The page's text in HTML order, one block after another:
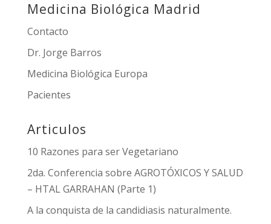
Medicina Biológica Madrid
Contacto
Dr. Jorge Barros
Medicina Biológica Europa
Pacientes
Articulos
10 Razones para ser Vegetariano
2da. Conferencia sobre AGROTÓXICOS Y SALUD
– HTAL GARRAHAN (Parte 1)
A la conquista de la candidiasis naturalmente.